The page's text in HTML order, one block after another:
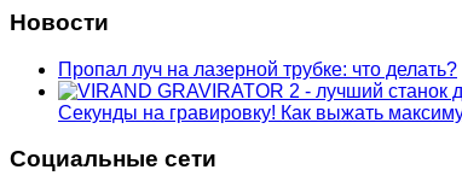
Новости
Пропал луч на лазерной трубке: что делать?
Секунды на гравировку! Как выжать
Социальные сети